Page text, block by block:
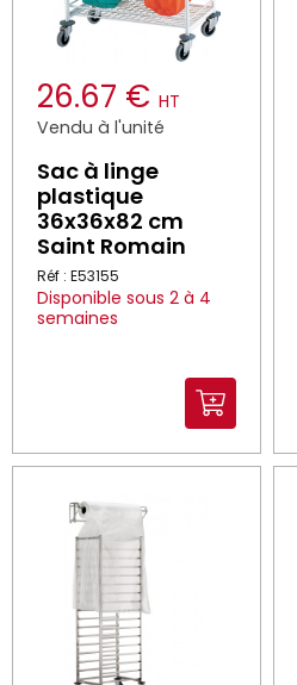
26.67 € HT
Vendu à l'unité
Sac à linge
plastique
36x36x82 cm
Saint Romain
Réf : E53155
Disponible sous 2 à 4
semaines